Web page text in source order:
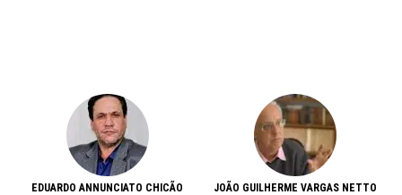
EDUARDO ANNUNCIATO CHICÃO JOÃO GUILHERME VARGAS NETTO